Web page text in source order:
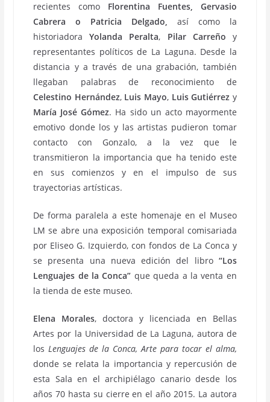
recientes como Florentina Fuentes, Gervasio
Cabrera o Patricia Delgado, así como la
historiadoraYolanda Peralta, Pilar Carreño y
representantes políticos de La Laguna. Desde la
distancia y a través de una grabación, también
llegaban palabras de reconocimiento de
Celestino Hernández, Luis Mayo, Luis Gutiérrez y
María José Gómez. Ha sido un acto mayormente
emotivo donde los y las artistas pudieron tomar
contacto con Gonzalo, a la vez que le
transmitieron la importancia que ha tenido este
en sus comienzos y en el impulso de sus
trayectorias artísticas.
De forma paralela a este homenaje en el Museo
LM se abre una exposición temporal comisariada
por Eliseo G. Izquierdo, con fondos de La Conca y
se presenta una nueva edición del libro “Los
Lenguajes de la Conca” que queda a la venta en
la tienda de este museo.
Elena Morales, doctora y licenciada en Bellas
Artes por la Universidad de La Laguna, autora de
losLenguajes de la Conca, Arte para tocar el alma,
donde se relata la importancia y repercusión de
esta Sala en el archipiélago canario desde los
años 70 hasta su cierre en el año 2015. La autora